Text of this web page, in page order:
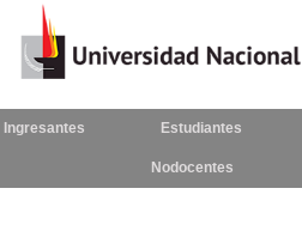
La UNLPam
Ingresantes Estudiantes
Nodocentes